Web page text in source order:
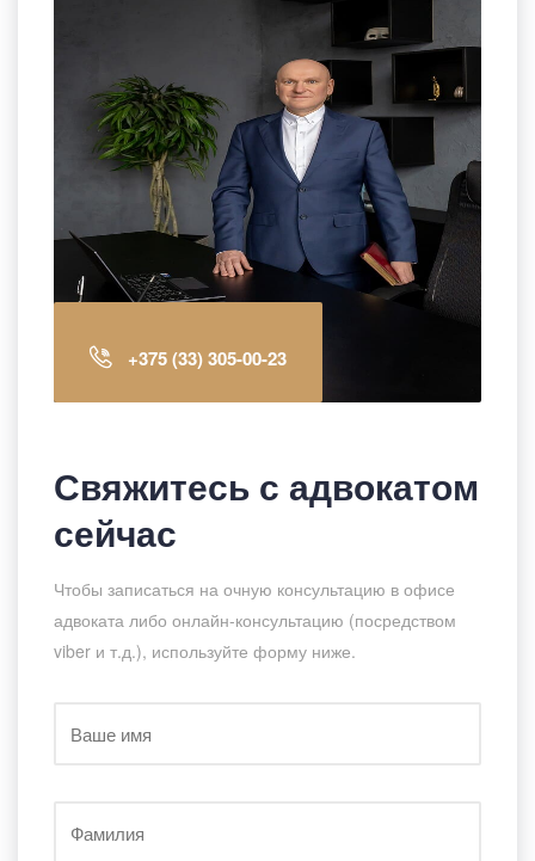
+375 (33) 305-00-23
Свяжитесь с адвокатом
сейчас
Чтобы записаться на очную консультацию в офисе
адвоката либо онлайн-консультацию (посредством
viber и т.д.), используйте форму ниже.